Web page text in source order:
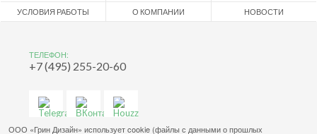
УСЛОВИЯ РАБОТЫ О КОМПАНИИ НОВОСТИ
ТЕЛЕФОН:
+7 (495) 255-20-60
ООО «Грин Дизайн» использует cookie (файлы с данными о прошлых